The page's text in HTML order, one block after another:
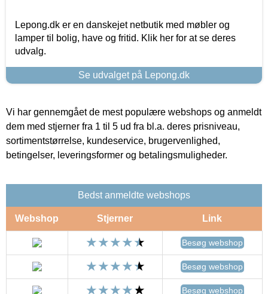
Lepong.dk er en danskejet netbutik med møbler og
lamper til bolig, have og fritid. Klik her for at se deres
udvalg.
Se udvalget på Lepong.dk
Vi har gennemgået de mest populære webshops og anmeldt
dem med stjerner fra 1 til 5 ud fra bl.a. deres prisniveau,
sortimentstørrelse, kundeservice, brugervenlighed,
betingelser, leveringsformer og betalingsmuligheder.
Bedst anmeldte webshops
Webshop Stjerner Link
Besøg webshop
Besøg webshop
Besøg webshop